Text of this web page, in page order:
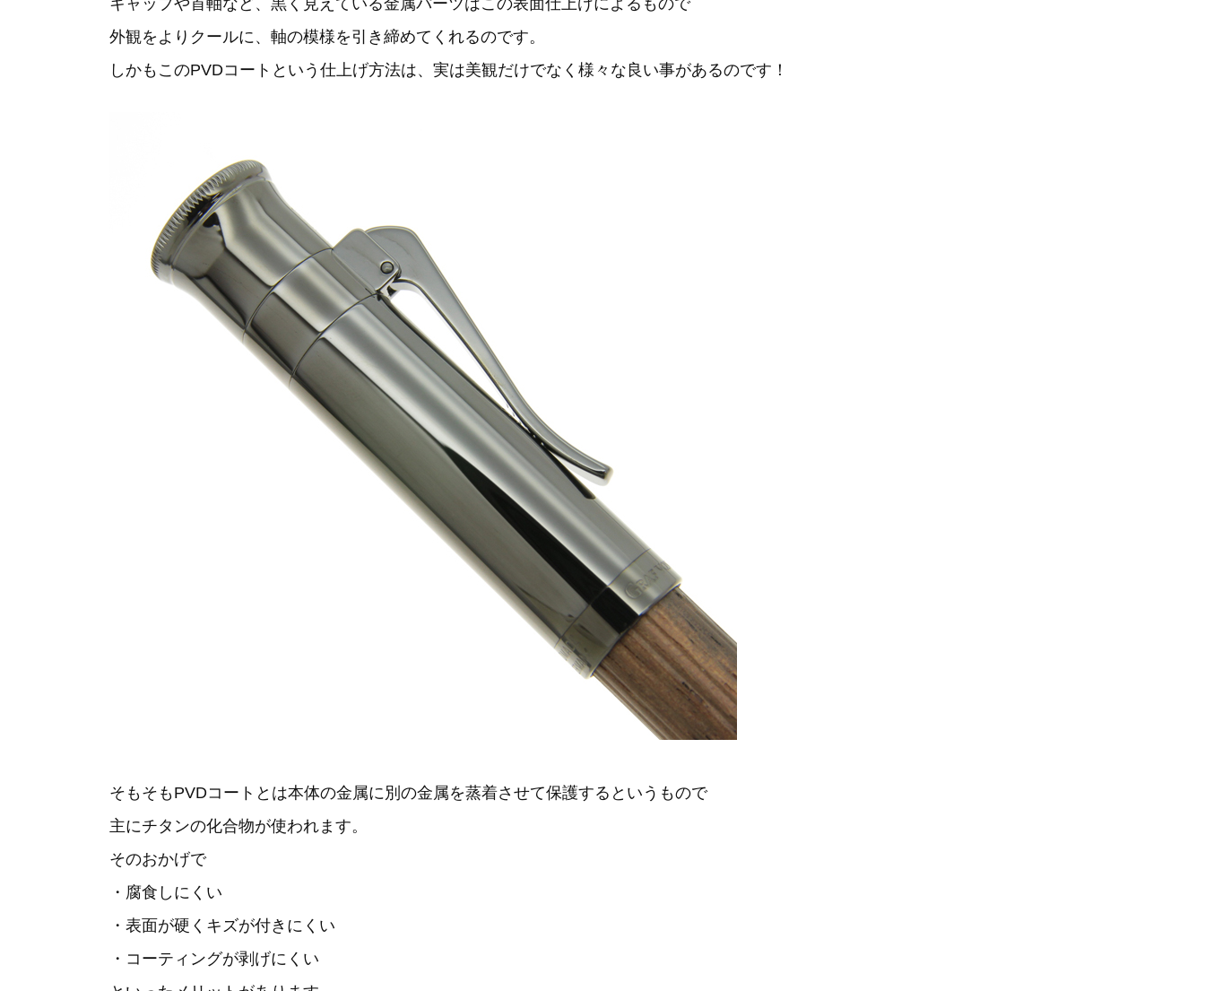
キャップや首軸など、黒く見えている金属パーツはこの表面仕上げによるもので
外観をよりクールに、軸の模様を引き締めてくれるのです。
しかもこのPVDコートという仕上げ方法は、実は美観だけでなく様々な良い事があるのです！
そもそもPVDコートとは本体の金属に別の金属を蒸着させて保護するというもので
主にチタンの化合物が使われます。
そのおかげで
・腐食しにくい
・表面が硬くキズが付きにくい
・コーティングが剥げにくい